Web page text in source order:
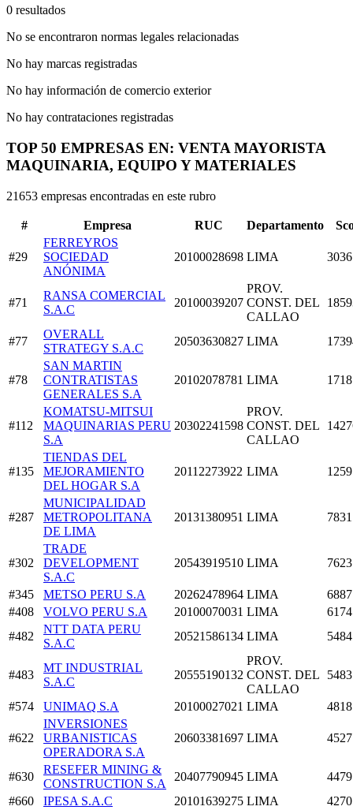
0 resultados
No se encontraron normas legales relacionadas
No hay marcas registradas
No hay información de comercio exterior
No hay contrataciones registradas
TOP 50 EMPRESAS EN: VENTA MAYORISTA
MAQUINARIA, EQUIPO Y MATERIALES
21653 empresas encontradas en este rubro
# Empresa RUC Departamento
#29
FERREYROS
SOCIEDAD
ANÓNIMA
20100028698 LIMA
#71
RANSA COMERCIAL
S.A.C
20100039207
PROV.
CONST. DEL
CALLAO
#77
OVERALL
STRATEGY S.A.C
20503630827 LIMA
#78
SAN MARTIN
CONTRATISTAS
GENERALES S.A
20102078781 LIMA
#112
KOMATSU-MITSUI
MAQUINARIAS PERU
S.A
20302241598
PROV.
CONST. DEL
CALLAO
#135
TIENDAS DEL
MEJORAMIENTO
DEL HOGAR S.A
20112273922 LIMA
#287
MUNICIPALIDAD
METROPOLITANA
DE LIMA
20131380951 LIMA
#302
TRADE
DEVELOPMENT
S.A.C
20543919510 LIMA
#345 METSO PERU S.A 20262478964 LIMA
#408
VOLVO PERU S.A 20100070031 LIMA
#482
NTT DATA PERU
S.A.C
20521586134 LIMA
#483
MT INDUSTRIAL
S.A.C
20555190132
PROV.
CONST. DEL
CALLAO
#574 UNIMAQ S.A 20100027021 LIMA
#622
INVERSIONES
URBANISTICAS
OPERADORA S.A
20603381697 LIMA
#630
RESEFER MINING &
CONSTRUCTION S.A
20407790945 LIMA
#660
IPESA S.A.C 20101639275 LIMA